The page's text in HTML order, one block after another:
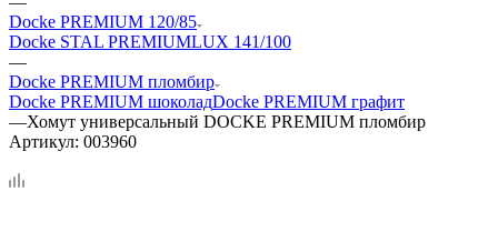
Docke PREMIUM 120/85
Docke STAL PREMIUMLUX 141/100
—
Docke PREMIUM пломбир
Docke PREMIUM шоколадDocke PREMIUM графит
—Хомут универсальный DOCKE PREMIUM пломбир
Артикул: 003960